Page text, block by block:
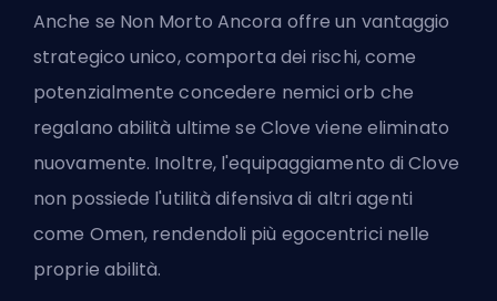
Anche se Non Morto Ancora offre un vantaggio
strategico unico, comporta dei rischi, come
potenzialmente concedere nemici orb che
regalano abilità ultime se Clove viene eliminato
nuovamente. Inoltre, l'equipaggiamento di Clove
non possiede l'utilità difensiva di altriagenti
come Omen, rendendoli più egocentrici nelle
proprie abilità.